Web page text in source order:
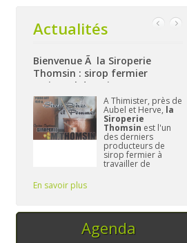
Actualités
Bienvenue à La Ferme de Harzé
: produits locaux, artisanaux
et bio à Aywaille
Nichée sur les
hauteurs d'Aywaille,
La Ferme de
Harzépropose dès
à présent une belle
gamme de produits
alimentaires bio
et/ou locaux.
En savoir plus
Agenda